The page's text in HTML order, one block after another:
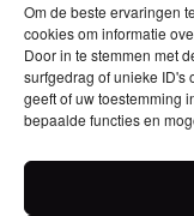
Om de beste ervaringen
cookies om informatie
Door in te stemmen met
surfgedrag of unieke ID's
geeft of uw toestemming
bepaalde functies en
Elixir Rubbens
Fles 70cl